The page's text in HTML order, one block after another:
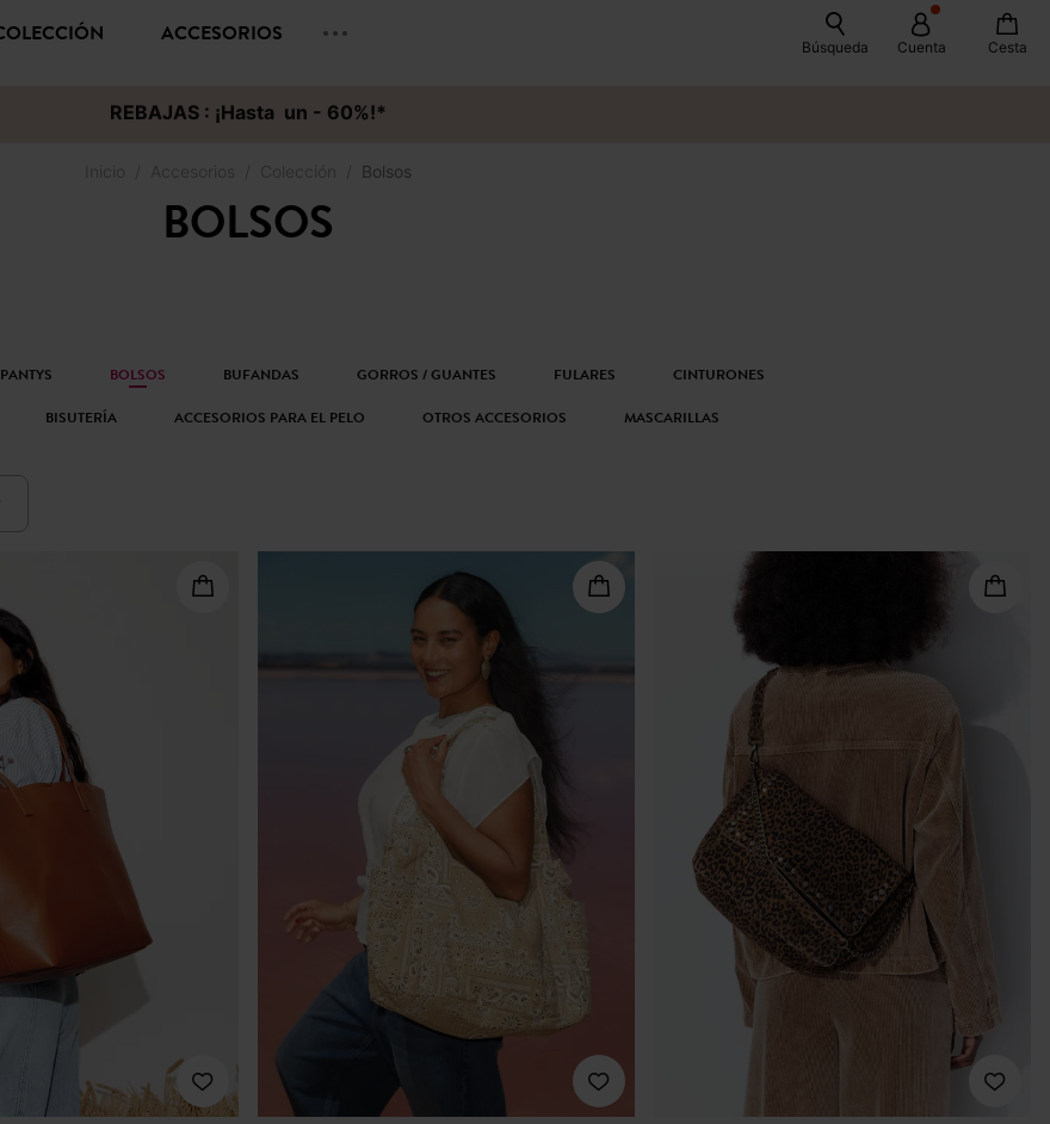
COLECCIÓN ACCESORIOS Búsqueda Cuenta Cesta
REBAJAS : ¡Hasta un - 60%!*
Bolsos
BOLSOS
PANTYS BOLSOS BUFANDAS GORROS / GUANTES FULARES
CINTURONES
BISUTERÍA ACCESORIOS PARA EL PELO OTROS ACCESORIOS MASCARILLAS